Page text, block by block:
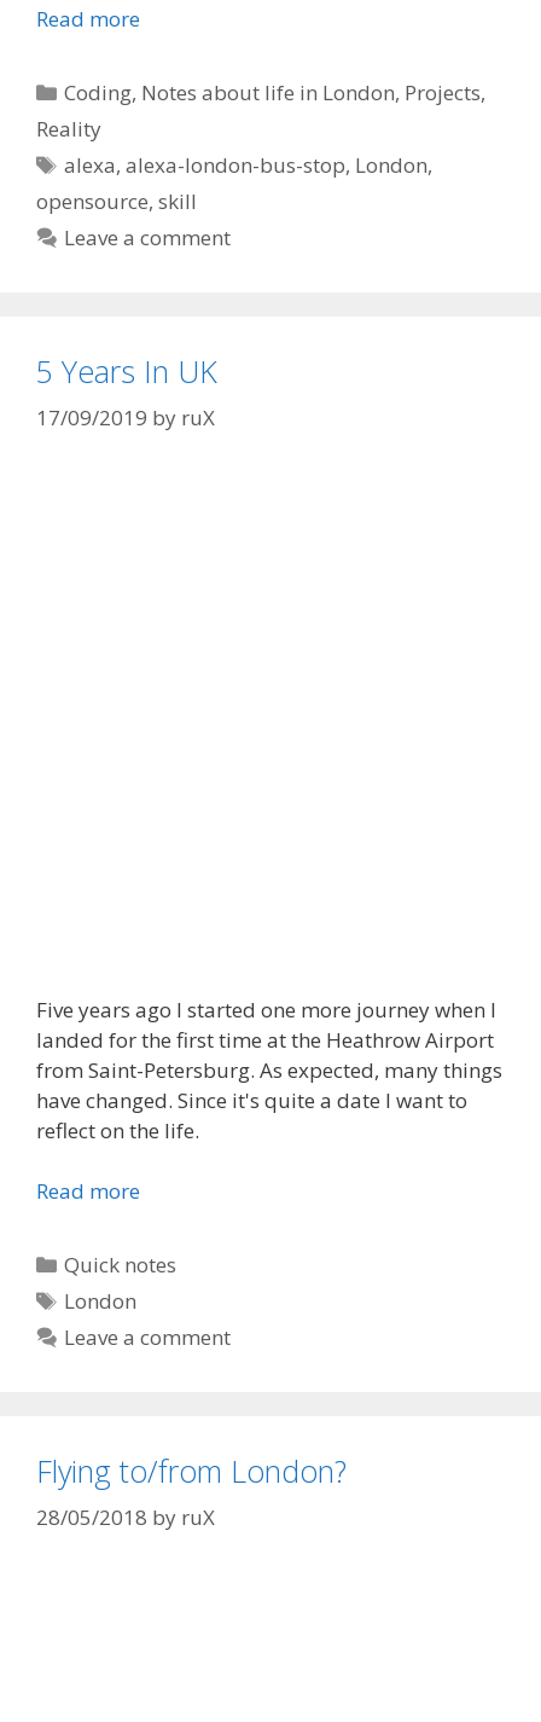
Read more
Categories
Coding, Notes about life in London, Projects,
Reality
Tags
alexa,alexa-london-bus-stop, London,
opensource, skill
Leave a comment
5 Years In UK
17/09/2019 by ruX
Five years ago I started one more journey when I
landed for the first time at the Heathrow Airport
from Saint-Petersburg. As expected, many things
have changed. Since it's quite a date I want to
reflect on the life.
Read more
Categories
Quick notes
Tags
London
Leave a comment
Flying to/from London?
28/05/2018 by ruX